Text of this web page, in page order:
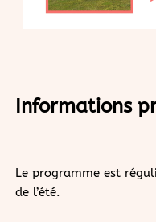
Informations
Le programme est
de l’été.